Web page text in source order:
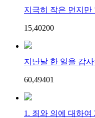
지극히 작은 먼지만
15,40200
지난날 한 일을 감
60,49401
1. 죄와 의에 대하여